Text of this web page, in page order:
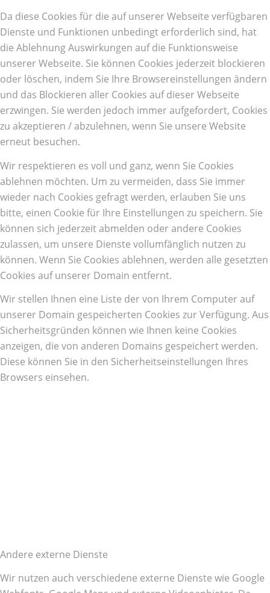
Da diese Cookies für die auf unserer Webseite verfügbaren
Dienste und Funktionen unbedingt erforderlich sind, hat
die Ablehnung Auswirkungen auf die Funktionsweise
unserer Webseite. Sie können Cookies jederzeit blockieren
oder löschen, indem Sie Ihre Browsereinstellungen ändern
und das Blockieren aller Cookies auf dieser Webseite
erzwingen. Sie werden jedoch immer aufgefordert, Cookies
zu akzeptieren / abzulehnen, wenn Sie unsere Website
erneut besuchen.
Wir respektieren es voll und ganz, wenn Sie Cookies
ablehnen möchten. Um zu vermeiden, dass Sie immer
wieder nach Cookies gefragt werden, erlauben Sie uns
bitte, einen Cookie für Ihre Einstellungen zu speichern. Sie
können sich jederzeit abmelden oder andere Cookies
zulassen, um unsere Dienste vollumfänglich nutzen zu
können. Wenn Sie Cookies ablehnen, werden alle gesetzten
Cookies auf unserer Domain entfernt.
Wir stellen Ihnen eine Liste der von Ihrem Computer auf
unserer Domain gespeicherten Cookies zur Verfügung. Aus
Sicherheitsgründen können wie Ihnen keine Cookies
anzeigen, die von anderen Domains gespeichert werden.
Diese können Sie in den Sicherheitseinstellungen Ihres
Browsers einsehen.
Andere externe Dienste
Wir nutzen auch verschiedene externe Dienste wie Google